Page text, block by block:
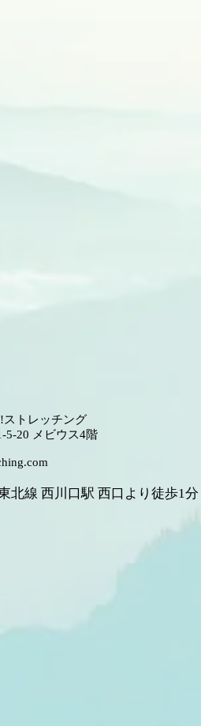
ストレッチング
5-20 メビウス4階
北線 西川口駅 西口より徒歩1分